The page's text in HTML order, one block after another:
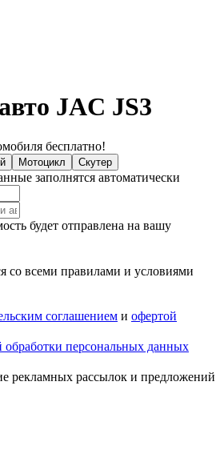
JAC JS3
бесплатно!
Мотоцикл Скутер
заполнятся автоматически
будет отправлена на вашу
со всеми правилами и условиями
соглашением и офертой
обработки персональных данных
рекламных рассылок и предложений